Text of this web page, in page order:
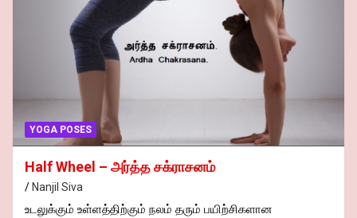
YOGA POSES
Yoga Mudra – யோக முத்ரா
Yoga Mudra – யோக முத்ரா. “யோகாசனம்” மற்றும்